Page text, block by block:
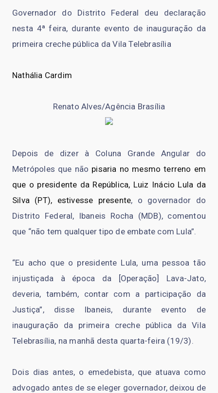
Governador do Distrito Federal deu declaração
nesta 4ª feira, durante evento de inauguração da
primeira creche pública da Vila Telebrasília
Nathália Cardim
Renato Alves/Agência Brasília
Depois de dizer à Coluna Grande Angular do
Metrópoles que não pisaria no mesmo terreno em
que o presidente da República, Luiz Inácio Lula da
Silva (PT), estivesse presente, o governador do
Distrito Federal, Ibaneis Rocha (MDB), comentou
que “não tem qualquer tipo de embate com Lula”.
“Eu acho que o presidente Lula, uma pessoa tão
injustiçada à época da [Operação] Lava-Jato,
deveria, também, contar com a participação da
Justiça”, disse Ibaneis, durante evento de
inauguração da primeira creche pública da Vila
Telebrasília, na manhã desta quarta-feira (19/3).
Dois dias antes, o emedebista, que atuava como
advogado antes de se eleger governador, deixou de